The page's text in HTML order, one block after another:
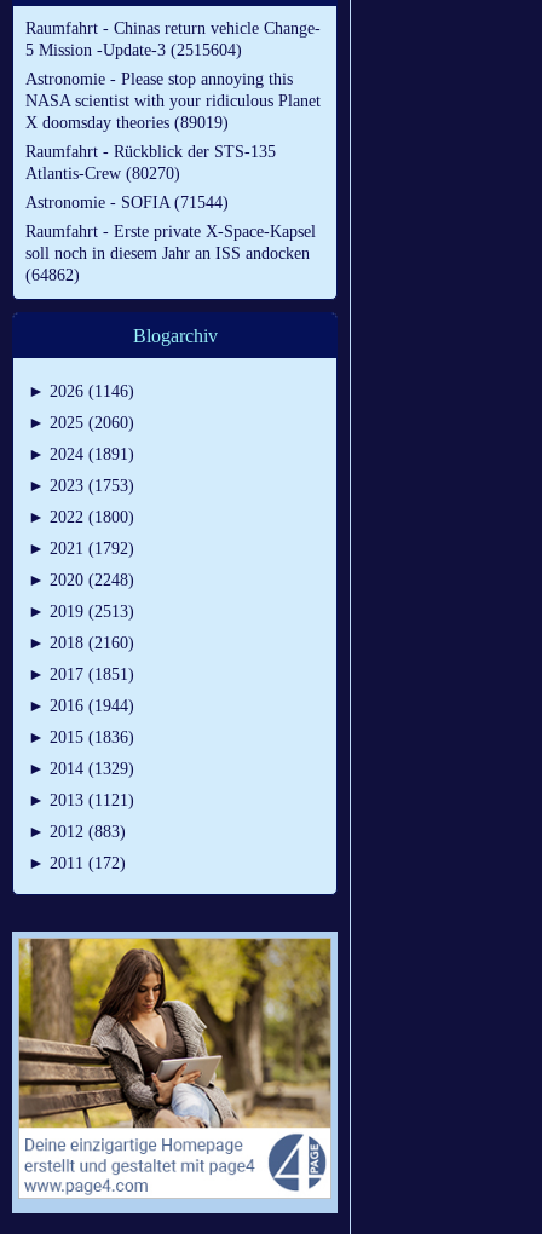
Raumfahrt - Chinas return vehicle Change-
5 Mission -Update-3 (2515604)
Astronomie - Please stop annoying this
NASA scientist with your ridiculous Planet
X doomsday theories (89019)
Raumfahrt - Rückblick der STS-135
Atlantis-Crew (80270)
Astronomie - SOFIA (71544)
Raumfahrt - Erste private X-Space-Kapsel
soll noch in diesem Jahr an ISS andocken
(64862)
Blogarchiv
► 2026 (1146)
► 2025 (2060)
► 2024 (1891)
► 2023 (1753)
► 2022 (1800)
► 2021 (1792)
► 2020 (2248)
► 2019 (2513)
► 2018 (2160)
► 2017 (1851)
► 2016 (1944)
► 2015 (1836)
► 2014 (1329)
► 2013 (1121)
► 2012 (883)
► 2011 (172)